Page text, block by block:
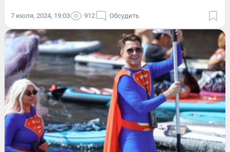
7 июля, 2024, 19:03 912 Обсудить